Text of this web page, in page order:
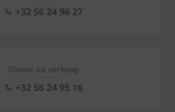
+32 56 24 96 27
Dienst na verkoop
+32 56 24 95 16